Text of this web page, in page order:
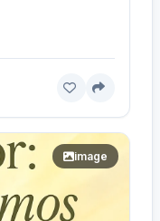
image